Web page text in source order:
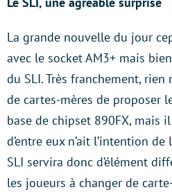
La grande nouvelle du jour
avec le socket AM3+ mais
du SLI. Très franchement, rien
de cartes-mères de proposer
base de chipset 890FX, mais
d’entre eux n’ait l’intention
SLI servira donc d’élément
les joueurs à changer de